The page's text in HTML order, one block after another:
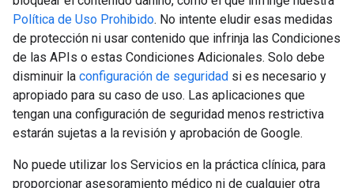
Política de Uso Prohibido. No intente eludir esas medidas
de protección ni usar contenido que infrinja las Condiciones
de las APIs o estas Condiciones Adicionales. Solo debe
disminuir la configuración de seguridad si es necesario y
apropiado para su caso de uso. Las aplicaciones que
tengan una configuración de seguridad menos restrictiva
estarán sujetas a la revisión y aprobación de Google.
No puede utilizar los Servicios en la práctica clínica, para
proporcionar asesoramiento médico ni de cualquier otra